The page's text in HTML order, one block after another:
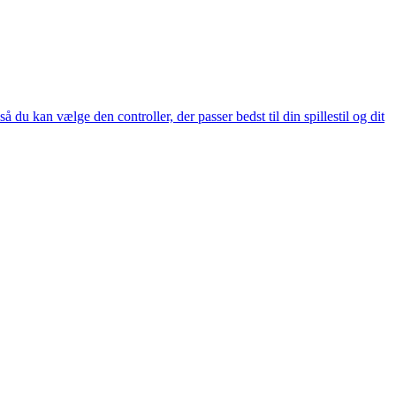
du kan vælge den controller, der passer bedst til din spillestil og dit